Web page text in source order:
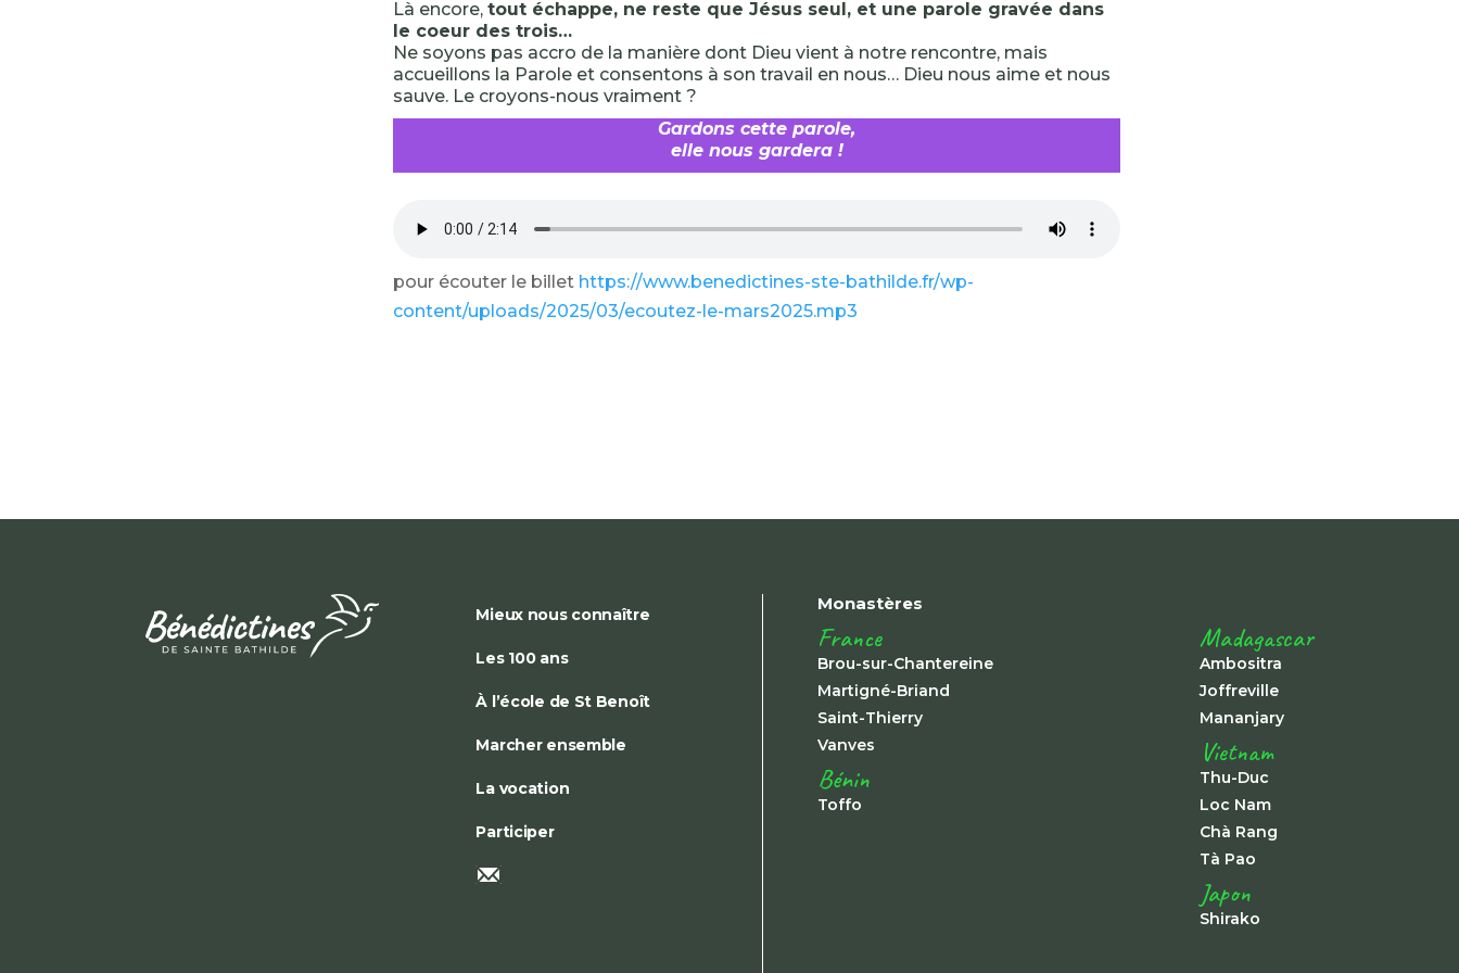
Là encore, tout échappe, ne reste que Jésus seul, et une parole gravée dans
le coeur des trois…
Ne soyons pas accro de la manière dont Dieu vient à notre rencontre, mais
accueillons la Parole et consentons à son travail en nous… Dieu nous aime et nous
sauve. Le croyons-nous vraiment ?
Gardons cette parole,
elle nous gardera !
pour écouter le billet https://www.benedictines-ste-bathilde.fr/wp-
content/uploads/2025/03/ecoutez-le-mars2025.mp3
Mieux nous connaître
Les 100 ans
À l’école de St Benoît
Marcher ensemble
La vocation
Participer
Monastères
France
Brou-sur-Chantereine
Martigné-Briand
Saint-Thierry
Vanves
Bénin
Toffo
Madagascar
Ambositra
Joffreville
Mananjary
Vietnam
Thu-Duc
Loc Nam
Chà Rang
Tà Pao
Japon
Shirako